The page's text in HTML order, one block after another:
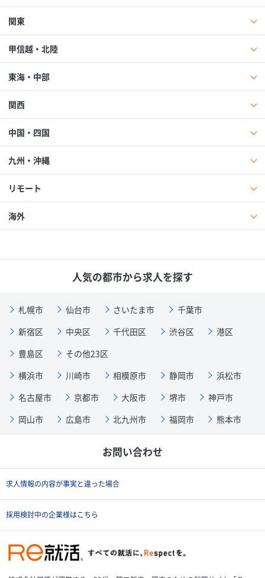
関東
甲信越・北陸
東海・中部
関西
中国・四国
九州・沖縄
リモート
海外
人気の都市から求人を探す
札幌市 仙台市 さいたま市
千葉市
新宿区
中央区 千代田区 渋谷区
港区
豊島区
その他23区
横浜市
川崎市 相模原市 静岡市
浜松市
名古屋市
京都市 大阪市 堺市
神戸市
岡山市
広島市 北九州市 福岡市 熊本市
お問い合わせ
求人情報の内容が事実と違った場合
採用検討中の企業様はこちら